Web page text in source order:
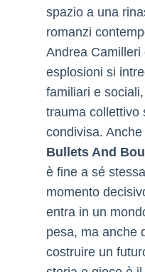
spazio a una
romanzi
Andrea
esplosioni si
familiari e
trauma collettivo
condivisa.
Bullets And
è fine a sé
momento
entra in un
pesa, ma anche
costruire un